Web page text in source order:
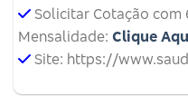
Solicitar Cotação com
Mensalidade: Clique
Site: https://